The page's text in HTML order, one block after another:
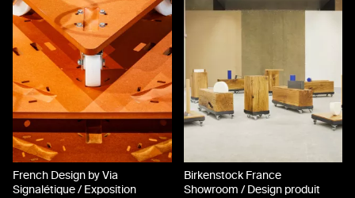
French Design by Via
Signalétique / Exposition
Birkenstock France
Showroom / Design produit